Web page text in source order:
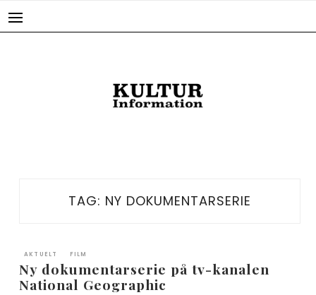
TAG: NY DOKUMENTARSERIE
AKTUELT FILM
Ny dokumentarserie på tv-kanalen
National Geographic